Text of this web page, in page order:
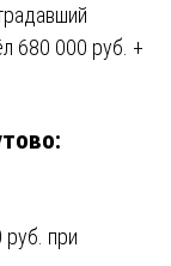
680 000 руб. +
руб. при